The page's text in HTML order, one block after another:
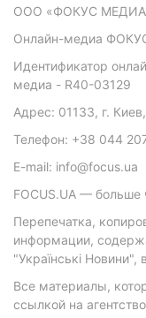
ООО «ФОКУС
Онлайн-медиа
Идентификатор
медиа - R40-03129
Адрес: 01133, г.
Телефон: +38 044
E-mail: info@focus.ua
FOCUS.UA — больше
Перепечатка,
информации,
"Українські
Все материалы,
ссылкой на